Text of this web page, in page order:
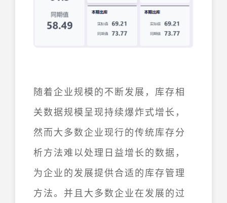
随着企业规模的不断发展，库存相
关数据规模呈现持续爆炸式增长，
然而大多数企业现行的传统库存分
析方法难以处理日益增长的数据，
为企业的发展提供合适的库存管理
方法。并且大多数企业在发展的过